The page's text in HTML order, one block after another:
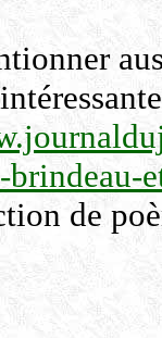
brindeau-
de